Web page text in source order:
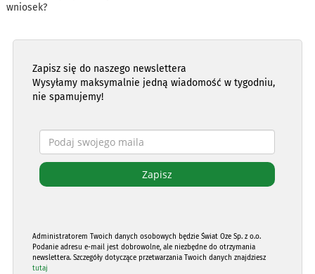
wniosek?
Zapisz się do naszego newslettera
Wysyłamy maksymalnie jedną wiadomość w tygodniu,
nie spamujemy!
Administratorem Twoich danych osobowych będzie Świat Oze Sp. z o.o.
Podanie adresu e-mail jest dobrowolne, ale niezbędne do otrzymania
newslettera. Szczegóły dotyczące przetwarzania Twoich danych znajdziesz
tutaj